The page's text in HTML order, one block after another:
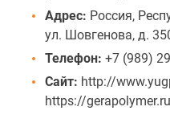
Адрес: Россия,
ул. Шовгенова, д.
Телефон: +7 (989)
Сайт: http://
https://gerapolymer.ru